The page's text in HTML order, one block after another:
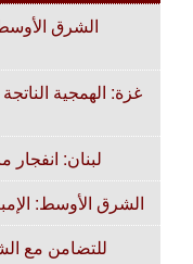
الشرق
غزة: الهمجية
لبنان: انفجار
الشرق الأوسط:
للتضامن مع